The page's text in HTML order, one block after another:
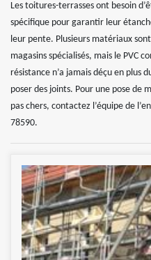
Les toitures-terrasses ont besoin
spécifique pour garantir leur
leur pente. Plusieurs matériaux
magasins spécialisés, mais le PVC
résistance n’a jamais déçu en plus
poser des joints. Pour une pose de
pas chers, contactez l’équipe de
78590.